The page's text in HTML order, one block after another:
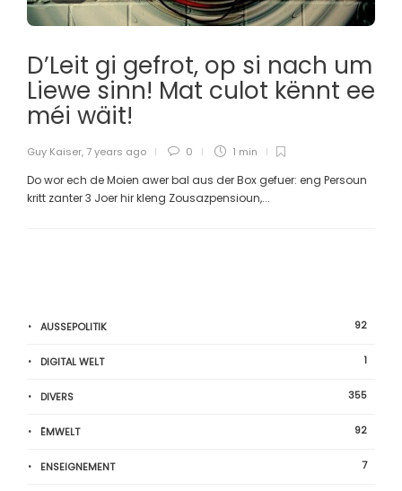
D’Leit gi gefrot, op si nach um
Liewe sinn! Mat culot kënnt ee
méi wäit!
Guy Kaiser, 7 years ago 0 1 min
Do wor ech de Moien awer bal aus der Box gefuer: eng Persoun
kritt zanter 3 Joer hir kleng Zousazpensioun,...
AUSSEPOLITIK 92
DIGITAL WELT 1
DIVERS 355
ËMWELT 92
ENSEIGNEMENT 7